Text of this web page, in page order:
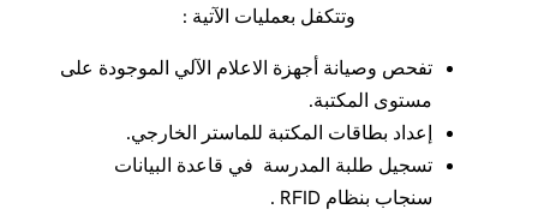
وتتكفل بعمليات الآتية :
تفحص وصيانة أجهزة الاعلام الآلي الموجودة على
مستوى المكتبة.
إعداد بطاقات المكتبة للماستر الخارجي.
تسجيل طلبة المدرسة في قاعدة البيانات
سنجاب بنظام RFID .